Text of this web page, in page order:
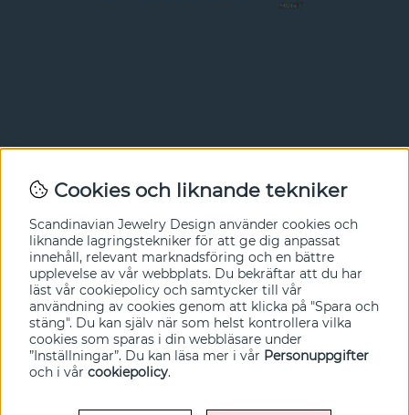
Nyhetsbrev
erbjudanden före alla andra. Registrera dig här nedan.
Ja tack!
Cookies och liknande tekniker
Scandinavian Jewelry Design använder cookies och
liknande lagringstekniker för att ge dig anpassat
innehåll, relevant marknadsföring och en bättre
upplevelse av vår webbplats. Du bekräftar att du har
läst vår cookiepolicy och samtycker till vår
användning av cookies genom att klicka på "Spara och
stäng". Du kan själv när som helst kontrollera vilka
cookies som sparas i din webbläsare under
”Inställningar”. Du kan läsa mer i vår Personuppgifter
och i vår cookiepolicy.